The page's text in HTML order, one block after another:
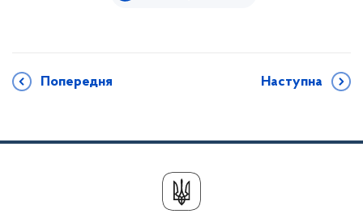
Попередня Наступна